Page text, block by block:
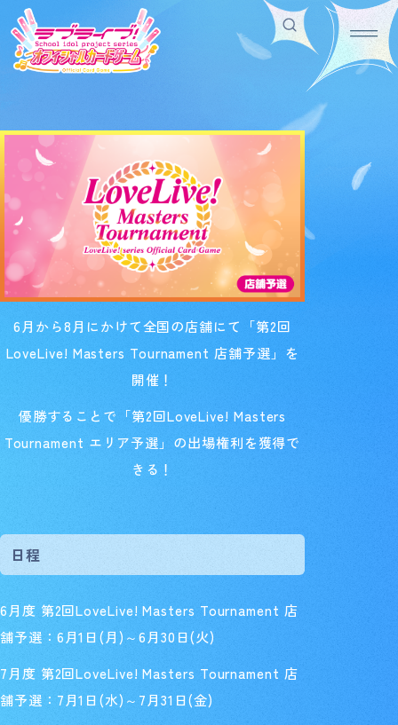
ホーム
For Beginners
はじめての方へ
Rule/Q&A
ルール/Q&A
News
ニュース
Schedule
スケジュール
Products
商品情報
Event
イベント
Shop
お店を探す
Card List
カードを探す
Deck Recipe
デッキを作る/紹介/探す
Official
6月から8月にかけて全国の店舗にて「第2回
LoveLive! Masters Tournament 店舗予選」を
開催！
優勝することで「第2回LoveLive! Masters
Tournament エリア予選」の出場権利を獲得で
きる！
日程
6月度 第2回LoveLive! Masters Tournament 店
舗予選：6月1日(月)～6月30日(火)
7月度 第2回LoveLive! Masters Tournament 店
舗予選：7月1日(水)～7月31日(金)